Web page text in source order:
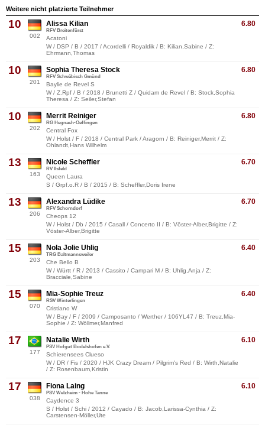
Weitere nicht platzierte Teilnehmer
10
002
6.80
Alissa Kilian
RFV Breitenfürst
Acatoni
W / DSP / B / 2017 / Acordelli / Royaldik / B: Kilian,Sabine / Z:
Ehrmann,Thomas
10
201
6.80
Sophia Theresa Stock
RFV Schwäbisch Gmünd
Baylie de Revel S
W / Z.Rpf / B / 2018 / Brunetti Z / Quidam de Revel / B: Stock,Sophia
Theresa / Z: Seiler,Stefan
10
202
6.80
Merrit Reiniger
RG Hegnach-Oeffingen
Central Fox
W / Holst / F / 2018 / Central Park / Aragorn / B: Reiniger,Merrit / Z:
Ohlandt,Hans Wilhelm
13
163
6.70
Nicole Scheffler
RV Ilsfeld
Queen Laura
S / Grpf.o.R / B / 2015 / B: Scheffler,Doris Irene
13
206
6.70
Alexandra Lüdike
RFV Schorndorf
Cheops 12
W / Holst / Db / 2015 / Casall / Concerto II / B: Vöster-Alber,Brigitte / Z:
Vöster-Alber,Brigitte
15
203
6.40
Nola Jolie Uhlig
TRG Baltmannsweiler
Che Bello B
W / Württ / R / 2013 / Cassito / Campari M / B: Uhlig,Anja / Z:
Bracciale,Sabine
15
070
6.40
Mia-Sophie Treuz
RSV Winterlingen
Cristiano W
W / Bay / F / 2009 / Camposanto / Werther / 106YL47 / B: Treuz,Mia-
Sophie / Z: Wöllmer,Manfred
17
177
6.10
Natalie Wirth
PSV Hofgut Bodelshofen e.V.
Schierensees Clueso
W / DR / Fis / 2020 / HJK Crazy Dream / Pilgrim's Red / B: Wirth,Natalie
/ Z: Rosenbaum,Kristin
17
038
6.10
Fiona Laing
PSV Welzheim - Hohe Tanne
Caydence 3
S / Holst / Schi / 2012 / Cayado / B: Jacob,Larissa-Cynthia / Z:
Carstensen-Möller,Ute